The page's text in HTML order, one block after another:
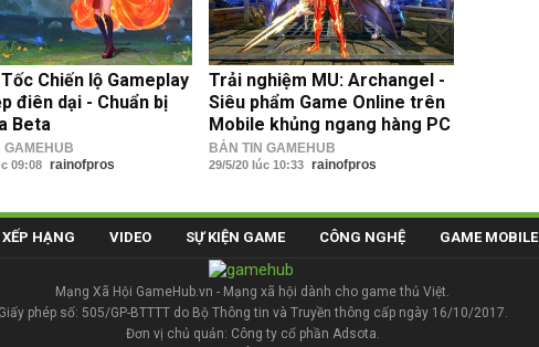
Chiến lộ Gameplay
điên dại - Chuẩn bị
Beta
GAMEHUB
09:08 rainofpros
Trải nghiệm MU: Archangel -
Siêu phẩm Game Online trên
Mobile khủng ngang hàng PC
BẢN TIN GAMEHUB
29/5/20 lúc 10:33 rainofpros
HẠNG VIDEO SỰ KIỆN GAME CÔNG NGHỆ GAME MOBILE
Mạng Xã Hội GameHub.vn - Mạng xã hội dành cho game thủ Việt.
Giấy phép số: 505/GP-BTTTT do Bộ Thông tin và Truyền thông cấp ngày 16/10/2017.
Đơn vị chủ quản: Công ty cổ phần Adsota.